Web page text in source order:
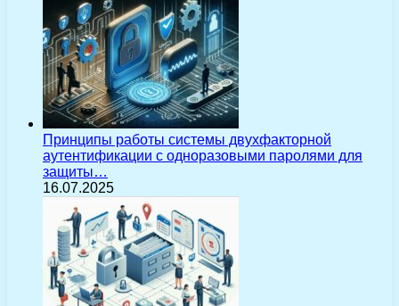
Принципы работы системы двухфакторной
аутентификации с одноразовыми паролями для
защиты…
16.07.2025